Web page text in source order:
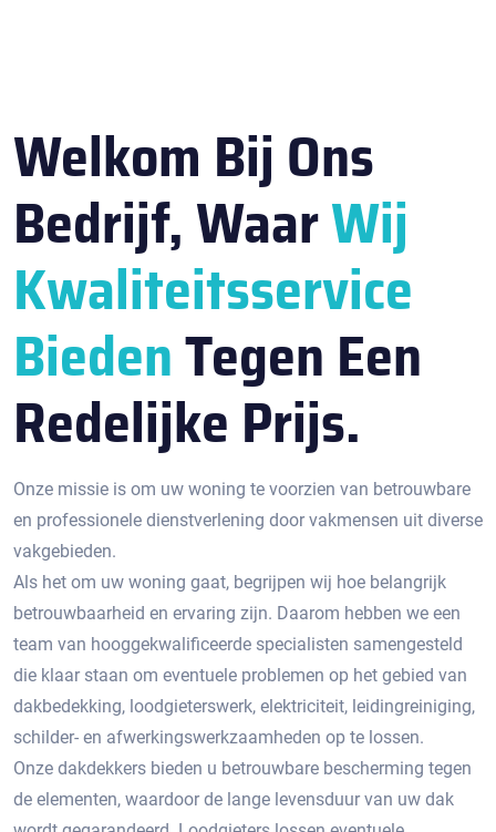
Welkom Bij Ons
Bedrijf, WaarWij
Kwaliteitsservice
BiedenTegen Een
Redelijke Prijs.
Onze missie is om uw woning te voorzien van betrouwbare
en professionele dienstverlening door vakmensen uit diverse
vakgebieden.
Als het om uw woning gaat, begrijpen wij hoe belangrijk
betrouwbaarheid en ervaring zijn. Daarom hebben we een
team van hooggekwalificeerde specialisten samengesteld
die klaar staan om eventuele problemen op het gebied van
dakbedekking, loodgieterswerk, elektriciteit, leidingreiniging,
schilder- en afwerkingswerkzaamheden op te lossen.
Onze dakdekkers bieden u betrouwbare bescherming tegen
de elementen, waardoor de lange levensduur van uw dak